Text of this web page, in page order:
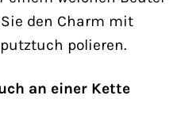
den Charm mit
polieren.
an einer Kette